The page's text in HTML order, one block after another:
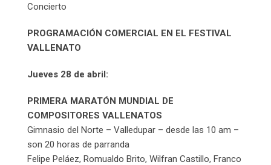
Concierto
PROGRAMACIÓN COMERCIAL EN EL FESTIVAL
VALLENATO
Jueves 28 de abril:
PRIMERA MARATÓN MUNDIAL DE
COMPOSITORES VALLENATOS
Gimnasio del Norte – Valledupar – desde las 10 am –
son 20 horas de parranda
Felipe Peláez, Romualdo Brito, Wilfran Castillo, Franco